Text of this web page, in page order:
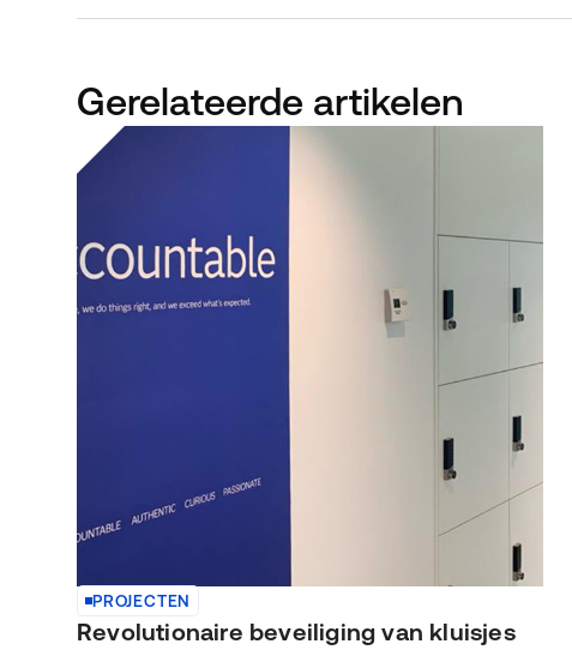
Gerelateerde artikelen
PROJECTEN
Revolutionaire beveiliging van kluisjes